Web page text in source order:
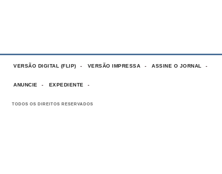
VERSÃO DIGITAL (FLIP) VERSÃO IMPRESSA ASSINE O JORNAL
ANUNCIE EXPEDIENTE
TODOS OS DIREITOS RESERVADOS